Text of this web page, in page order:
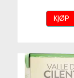
KJØP